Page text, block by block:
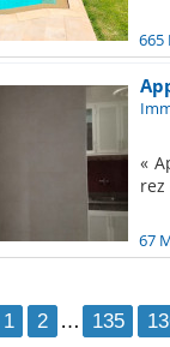
665
rez
67
1 2 … 135